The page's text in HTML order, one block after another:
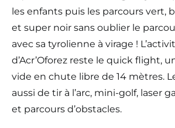
les enfants puis les parcours vert,
et super noir sans oublier le
avec sa tyrolienne à virage !
d’Acr’Oforez reste le quick flight,
vide en chute libre de 14 mètres.
aussi de tir à l’arc, mini-golf, laser
et parcours d’obstacles.